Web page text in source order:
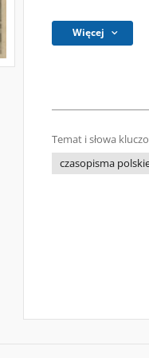
Więcej
Temat i słowa
czasopisma